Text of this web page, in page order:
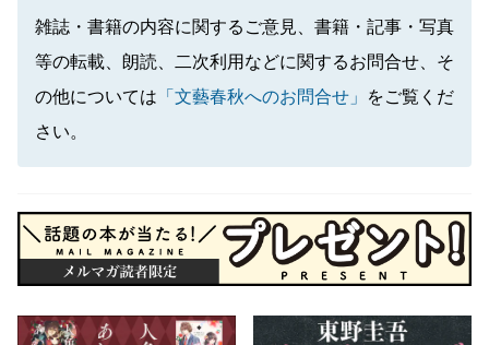
雑誌・書籍の内容に関するご意見、書籍・記事・写真
等の転載、朗読、二次利用などに関するお問合せ、そ
の他については 「文藝春秋へのお問合せ」
をご覧くだ
さい。